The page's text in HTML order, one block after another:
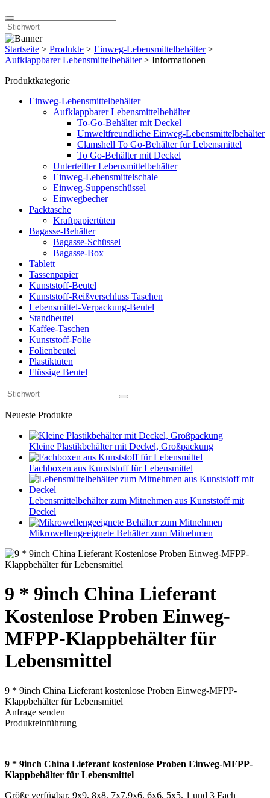
Startseite > Produkte > Einweg-Lebensmittelbehälter>
Aufklappbarer Lebensmittelbehälter> Informationen
Produktkategorie
Einweg-Lebensmittelbehälter
Aufklappbarer Lebensmittelbehälter
To-Go-Behälter mit Deckel
Umweltfreundliche Einweg-Lebensmittelbehälter
Clamshell To Go-Behälter für Lebensmittel
To Go-Behälter mit Deckel
Unterteilter Lebensmittelbehälter
Einweg-Lebensmittelschale
Einweg-Suppenschüssel
Einwegbecher
Packtasche
Kraftpapiertüten
Bagasse-Behälter
Bagasse-Schüssel
Bagasse-Box
Tablett
Tassenpapier
Kunststoff-Beutel
Kunststoff-Reißverschluss Taschen
Lebensmittel-Verpackung-Beutel
Standbeutel
Kaffee-Taschen
Kunststoff-Folie
Folienbeutel
Plastiktüten
Flüssige Beutel
Neueste Produkte
Kleine Plastikbehälter mit Deckel, Großpackung
Fachboxen aus Kunststoff für Lebensmittel
Lebensmittelbehälter zum Mitnehmen aus Kunststoff mit
Deckel
Mikrowellengeeignete Behälter zum Mitnehmen
9 * 9inch China Lieferant
Kostenlose Proben Einweg-
MFPP-Klappbehälter für
Lebensmittel
9 * 9inch China Lieferant kostenlose Proben Einweg-MFPP-
Klappbehälter für Lebensmittel
Anfrage senden
Produkteinführung
9 * 9inch China Lieferant kostenlose Proben Einweg-MFPP-
Klappbehälter für Lebensmittel
Größe verfügbar, 9x9, 8x8, 7x7,9x6, 6x6, 5x5. 1 und 3 Fach